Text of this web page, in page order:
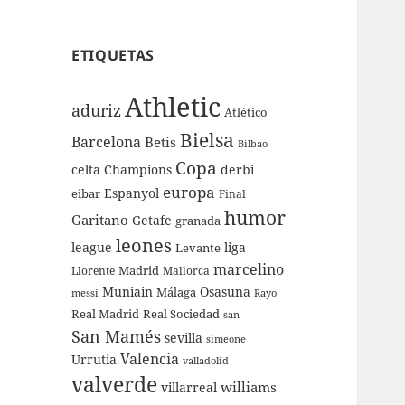
ETIQUETAS
adurizAthletic Atlético
Barcelona Betis Bielsa Bilbao
celta Champions Copa derbi
eibar Espanyol europa Final
Garitano Getafe granada humor
league leones Levante liga
Llorente Madrid Mallorca marcelino
messi Muniain Málaga Osasuna Rayo
Real Madrid Real Sociedad san
San Mamés sevilla simeone
Urrutia Valencia valladolid
valverde villarreal williams